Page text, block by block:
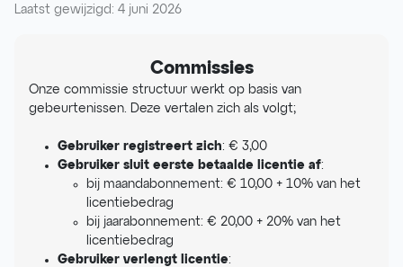
Laatst gewijzigd: 4 juni 2026
Commissies
Onze commissie structuur werkt op basis van
gebeurtenissen. Deze vertalen zich als volgt;
Gebruiker registreert zich: € 3,00
Gebruiker sluit eerste betaalde licentie af:
bij maandabonnement: € 10,00 + 10% van het
licentiebedrag
bij jaarabonnement: € 20,00 + 20% van het
licentiebedrag
Gebruiker verlengt licentie: